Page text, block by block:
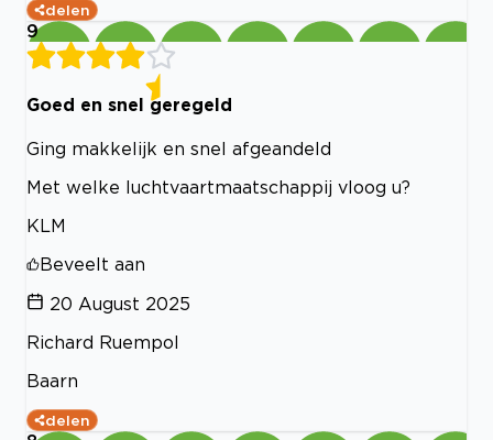
delen
9
Goed en snel geregeld
Ging makkelijk en snel afgeandeld
Met welke luchtvaartmaatschappij vloog u?
KLM
Beveelt aan
20 August 2025
Richard Ruempol
Baarn
delen